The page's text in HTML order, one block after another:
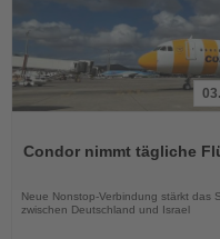
die
Condor nimmt tägliche
Neue Nonstop-Verbindung stärkt das
zwischen Deutschland und Israel